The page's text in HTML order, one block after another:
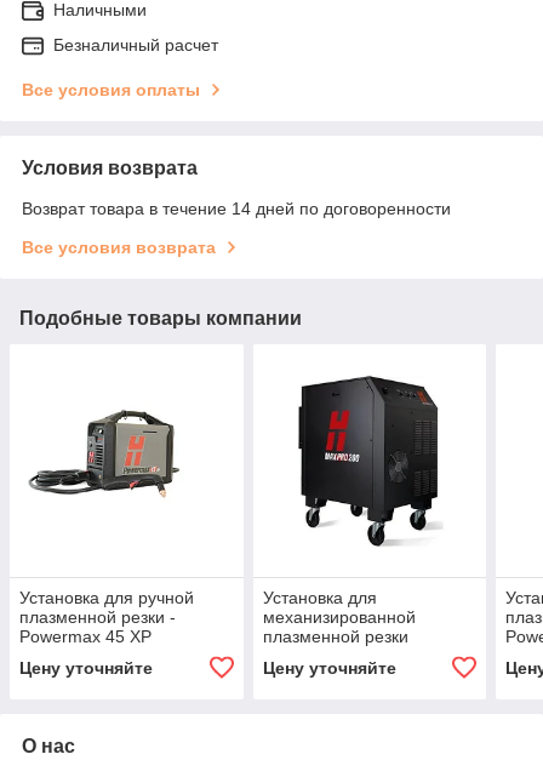
Наличными
Безналичный расчет
Все условия оплаты
Условия возврата
Возврат товара в течение 14 дней по договоренности
Все условия возврата
Подобные товары компании
Установка для ручной
плазменной резки -
Powermax 45 XP
Цену уточняйте
Установка для
механизированной
плазменной резки
Hypertherm MAXPRO 200
Цену уточняйте
О нас